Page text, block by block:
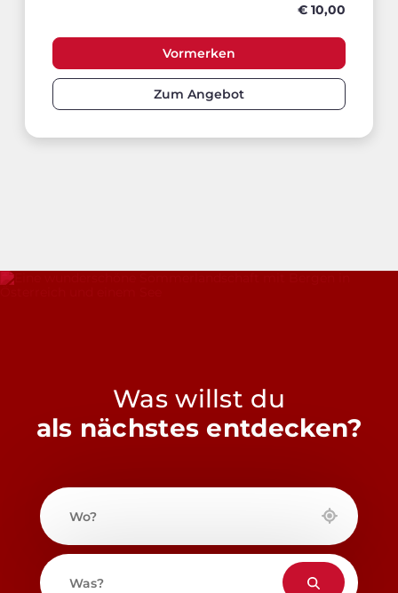
Vorrübergehend LEIDER AUSVERKAUFT!!€ 10,00
Vormerken
Zum Angebot
Was willst du
als nächstes entdecken?
Wo?
Was?